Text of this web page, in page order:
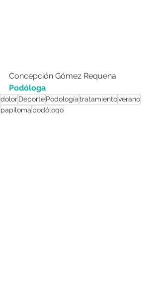
Concepción Gómez Requena
Podóloga
dolorDeportePodologíatratamientoverano
papiloma podólogo